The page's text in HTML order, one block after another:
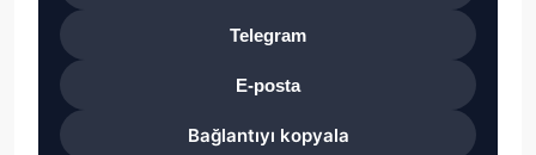
Telegram
E-posta
Bağlantıyı kopyala